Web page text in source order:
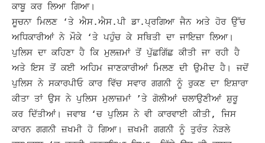
ਕਾਬੂ ਕਰ ਲਿਆ ਗਿਆ।
ਸੂਚਨਾ ਮਿਲਣ ‘ਤੇ ਐਸ.ਐਸ.ਪੀ ਡਾ.ਪ੍ਰਗਿਆ ਜੈਨ ਅਤੇ ਹੋਰ ਉੱਚ
ਅਧਿਕਾਰੀਆਂ ਨੇ ਮੌਕੇ ‘ਤੇ ਪਹੁੰਚ ਕੇ ਸਥਿਤੀ ਦਾ ਜਾਇਜ਼ਾ ਲਿਆ।
ਪੁਲਿਸ ਦਾ ਕਹਿਣਾ ਹੈ ਕਿ ਮੁਲਜ਼ਮਾਂ ਤੋਂ ਪੁੱਛਗਿੱਛ ਕੀਤੀ ਜਾ ਰਹੀ ਹੈ
ਅਤੇ ਇਸ ਤੋਂ ਕਈ ਅਹਿਮ ਜਾਣਕਾਰੀਆਂ ਮਿਲਣ ਦੀ ਉਮੀਦ ਹੈ। ਜਦੋਂ
ਪੁਲਿਸ ਨੇ ਸਕਾਰਪੀਓ ਕਾਰ ਵਿੱਚ ਸਵਾਰ ਗਗਨੀ ਨੂੰ ਰੁਕਣ ਦਾ ਇਸ਼ਾਰਾ
ਕੀਤਾ ਤਾਂ ਉਸ ਨੇ ਪੁਲਿਸ ਮੁਲਾਜ਼ਮਾਂ ’ਤੇ ਗੋਲੀਆਂ ਚਲਾਉਣੀਆਂ ਸ਼ੁਰੂ
ਕਰ ਦਿੱਤੀਆਂ। ਜਵਾਬ ‘ਚ ਪੁਲਿਸ ਨੇ ਵੀ ਕਾਰਵਾਈ ਕੀਤੀ, ਜਿਸ
ਕਾਰਨ ਗਗਨੀ ਜ਼ਖਮੀ ਹੋ ਗਿਆ। ਜ਼ਖਮੀ ਗਗਨੀ ਨੂੰ ਤੁਰੰਤ ਨੇੜਲੇ